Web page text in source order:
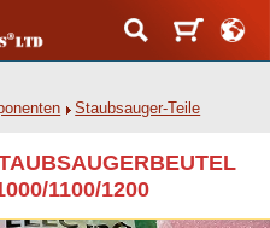
Staubsauger-Teile
1100/1200